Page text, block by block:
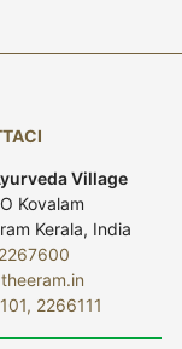
Village
Kovalam
Kerala, India
2266111